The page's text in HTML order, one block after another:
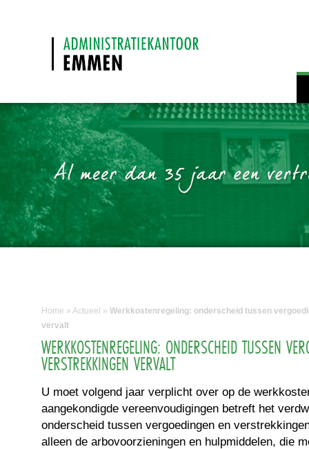
Home » Actueel » Werkkostenregeling: onderscheid tussen
vervalt
WERKKOSTENREGELING: ONDERSCHEID TUSSEN
VERSTREKKINGEN VERVALT
U moet volgend jaar verplicht over op de
aangekondigde vereenvoudigingen betreft het
onderscheid tussen vergoedingen en
alleen de arbovoorzieningen en hulpmiddelen, die